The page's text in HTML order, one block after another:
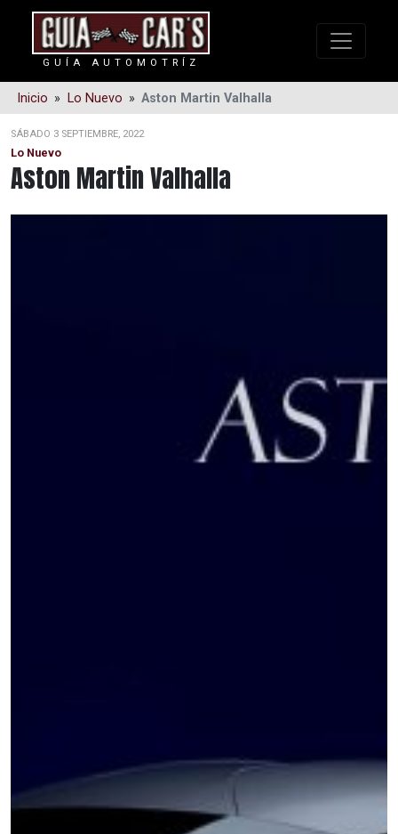
GUÍA AUTOMOTRÍZ
Inicio » Lo Nuevo » Aston Martin Valhalla
SÁBADO 3 SEPTIEMBRE, 2022
Lo Nuevo
Aston Martin Valhalla